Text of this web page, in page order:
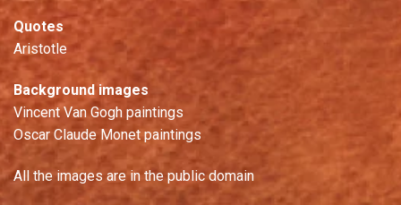
Quotes
Aristotle
Background images
Vincent Van Gogh paintings
Oscar Claude Monet paintings
All the images are in the public domain